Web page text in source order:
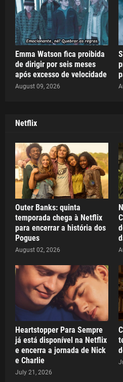
Emma Watson fica proibida
de dirigir por seis meses
após excesso de velocidade
August 09, 2026
Netflix
Outer Banks: quinta
temporada chega à Netflix
para encerrar a história dos
Pogues
August 02, 2026
Heartstopper Para Sempre
já está disponível na Netflix
e encerra a jornada de Nick
e Charlie
July 21, 2026